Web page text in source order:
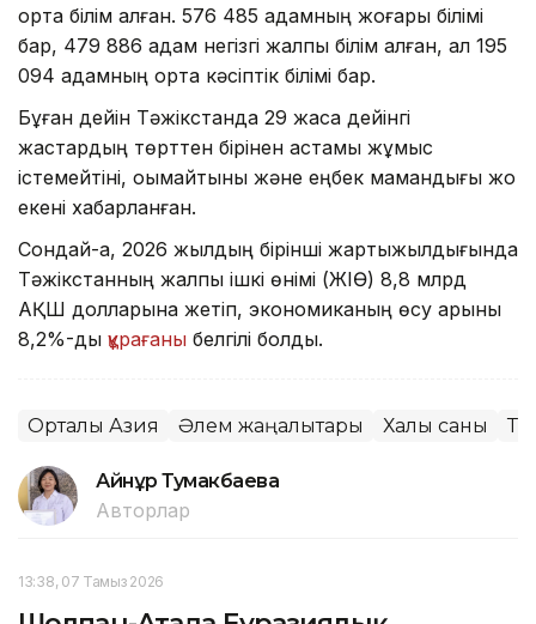
орта білім алған. 576 485 адамның жоғары білімі
бар, 479 886 адам негізгі жалпы білім алған, ал 195
094 адамның орта кәсіптік білімі бар.
Бұған дейін Тәжікстанда 29 жасқа дейінгі
жастардың төрттен бірінен астамы жұмыс
істемейтіні, оқымайтыны және еңбек мамандығы жоқ
екені хабарланған.
Сондай-ақ, 2026 жылдың бірінші жартыжылдығында
Тәжікстанның жалпы ішкі өнімі (ЖІӨ) 8,8 млрд
АҚШ долларына жетіп, экономиканың өсу қарқыны
8,2%-ды құрағаны белгілі болды.
Орталық Азия Әлем жаңалықтары Халық саны
Айнұр Тумакбаева
Авторлар
13:38, 07 Тамыз 2026